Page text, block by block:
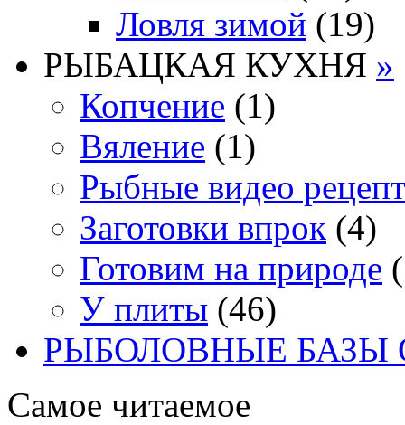
Ловля зимой (19)
РЫБАЦКАЯ КУХНЯ »
Копчение (1)
Вяление (1)
Рыбные видео
Заготовки впрок (4)
Готовим на природе
У плиты (46)
РЫБОЛОВНЫЕ БАЗЫ
Самое читаемое